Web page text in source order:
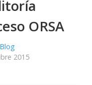
ORSA
Blog
2015